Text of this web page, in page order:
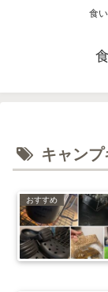
食
キャン
おすすめ